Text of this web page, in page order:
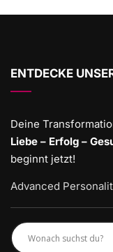
ENTDECKE
Deine
Liebe – Erfolg –
beginnt jetzt!
Advanced